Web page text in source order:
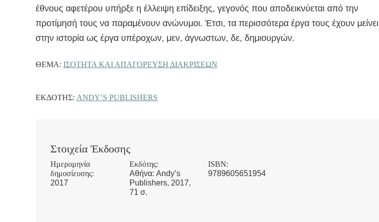
έθνους αφετέρου υπήρξε η έλλειψη επίδειξης, γεγονός που αποδεικνύεται από την
προτίμησή τους να παραμένουν ανώνυμοι. Έτσι, τα περισσότερα έργα τους έχουν μείνει
στην ιστορία ως έργα υπέροχων, μεν, άγνωστων, δε, δημιουργών.
ΘΈΜΑ: ΙΣΟΤΗΤΑ ΚΑΙ ΑΠΑΓΟΡΕΥΣΗ ΔΙΑΚΡΙΣΕΩΝ
ΕΚΔΌΤΗΣ: ANDY’S PUBLISHERS
Στοιχεία Έκδοσης
Ημερομηνία
δημοσίευσης:
2017
Εκδότης:
Αθήνα: Andy’s
Publishers, 2017,
71 σ.
ISBN:
9789605651954